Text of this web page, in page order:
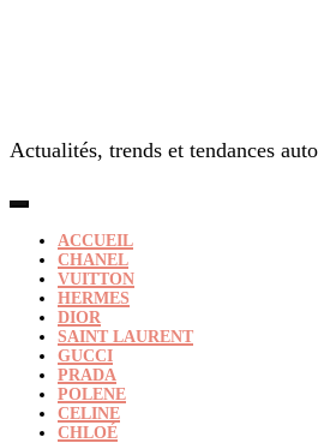
Actualités, trends et tendances
ACCUEIL
CHANEL
VUITTON
HERMES
DIOR
SAINT LAURENT
GUCCI
PRADA
POLENE
CELINE
CHLOÉ